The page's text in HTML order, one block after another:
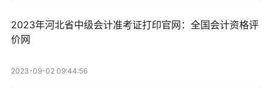
2023年河北省中级会计准考证打印官网：全国会计资格评
价网
2023-09-02 09:44:56